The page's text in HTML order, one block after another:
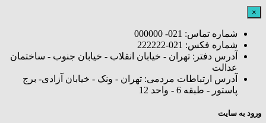
×
شماره تماس: 021- 000000
شماره فکس: 021-222222
آدرس دفتر: تهران - خیابان انقلاب - خیابان جنوب - ساختمان
عدالت
آدرس ارتباطات مردمی: تهران - ونک - خیابان آزادی- برج
پاستور - طبقه 6 - واحد 12
ورود به سایت